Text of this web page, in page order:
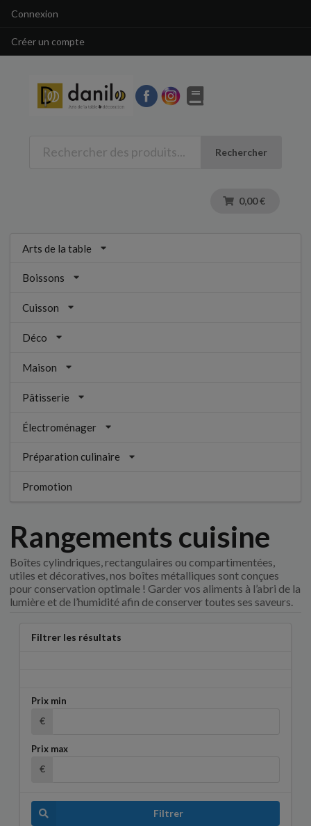
Connexion
Créer un compte
Rechercher
0,00 €
Arts de la table
Boissons
Cuisson
Déco
Maison
Pâtisserie
Électroménager
Préparation culinaire
Promotion
Rangements cuisine
Boîtes cylindriques, rectangulaires ou compartimentées,
utiles et décoratives, nos boîtes métalliques sont conçues
pour conservation optimale ! Garder vos aliments à l’abri de la
lumière et de l’humidité afin de conserver toutes ses saveurs.
Filtrer les résultats
Prix min
€
Prix max
€
Filtrer